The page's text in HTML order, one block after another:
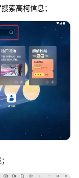
索高柯信息；